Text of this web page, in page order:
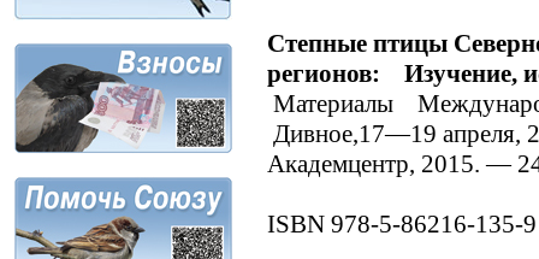
Степные птицы
регионов: Изучение,
Материалы
Дивное,17—19 апреля,
Академцентр, 2015. —
ISBN 978-5-86216-135-9